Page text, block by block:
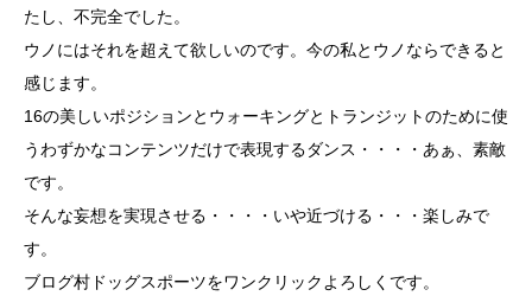
たし、不完全でした。
ウノにはそれを超えて欲しいのです。今の私とウノならできると
感じます。
16の美しいポジションとウォーキングとトランジットのために使
うわずかなコンテンツだけで表現するダンス・・・・あぁ、素敵
です。
そんな妄想を実現させる・・・・いや近づける・・・楽しみで
す。
ブログ村ドッグスポーツをワンクリックよろしくです。